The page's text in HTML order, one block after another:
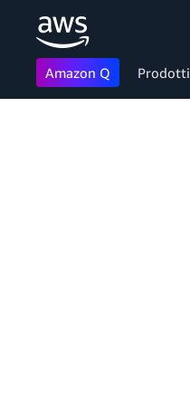
Amazon Q Prodotti